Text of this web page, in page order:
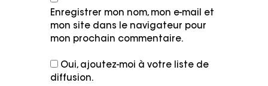
Enregistrer mon nom, mon e-mail et
mon site dans le navigateur pour
mon prochain commentaire.
Oui, ajoutez-moi à votre liste de
diffusion.